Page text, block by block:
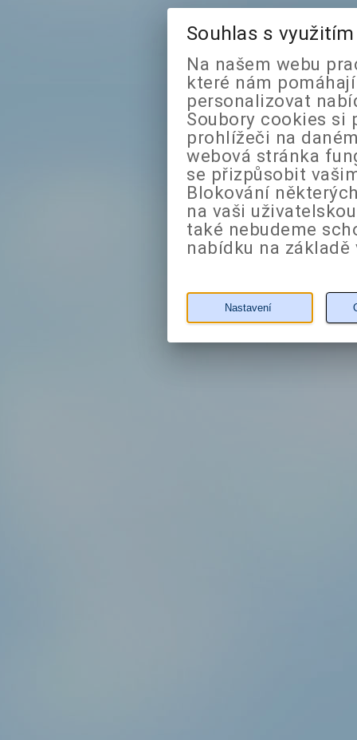
Souhlas s
Na našem webu
které nám
personalizovat
Soubory cookies si
prohlížeči na
webová stránka
se přizpůsobit
Blokování
na vaši
také nebudeme
nabídku na
Nastavení